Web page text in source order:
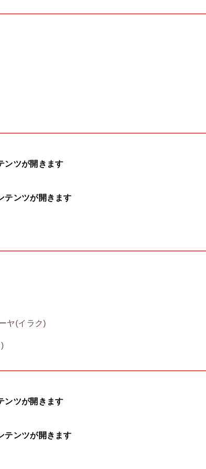
ンツが開きます
テンツが開きます
ヤ(イラク)
ンツが開きます
テンツが開きます